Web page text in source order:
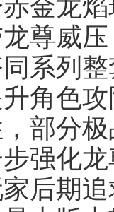
尊威
系列
角色
部分
强化
后期